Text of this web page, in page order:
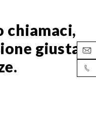
chiamaci,
giusta